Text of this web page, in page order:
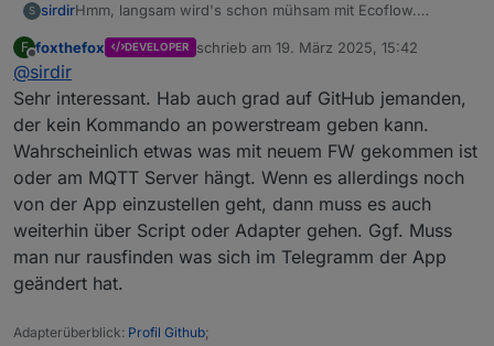
S sirdirHmm, langsam wird's schon mühsam mit Ecoflow.
nicht mehr funktionierte, hab ich ja auf ein eigenes mit
nicht mehr.
Jetzt hab ich die ganze Nacht und heute etliche Stunden
was neues gebastelt über die https-API, und das geht
jetzt wieder... für den Moment.
Echt nicht schön.
PS: Seh ich das richtig, das was Waly feed_priority nennt,
lässt sich weder über den public mqtt-api server noch
über die http-api steuern?
F
Offline
foxthefox DEVELOPER schrieb am 19. März 2025, 15:42
zuletzt editiert von
@sirdir
Sehr interessant. Hab auch grad auf GitHub jemanden,
der kein Kommando an powerstream geben kann.
Wahrscheinlich etwas was mit neuem FW gekommen ist
oder am MQTT Server hängt. Wenn es allerdings noch
von der App einzustellen geht, dann muss es auch
weiterhin über Script oder Adapter gehen. Ggf. Muss
man nur rausfinden was sich im Telegramm der App
geändert hat.
Adapterüberblick: Profil Github;